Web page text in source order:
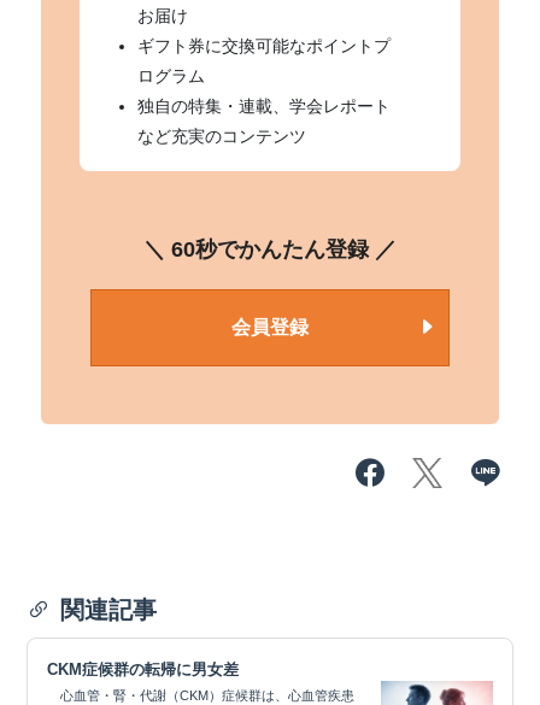
お届け
ギフト券に交換可能なポイントプ
ログラム
独自の特集・連載、学会レポート
など充実のコンテンツ
＼ 60秒でかんたん登録 ／
会員登録
関連記事
CKM症候群の転帰に男女差
心血管・腎・代謝（CKM）症候群は、心血管疾患